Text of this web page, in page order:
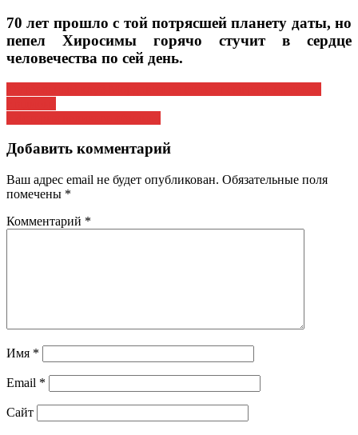
70 лет прошло с той потрясшей планету даты, но
пепел Хиросимы горячо стучит в сердце
человечества по сей день.
Навигация
по
Добавить комментарий
Ваш адрес email не будет опубликован. Обязательные поля
помечены *
Комментарий *
Имя *
Email *
Сайт